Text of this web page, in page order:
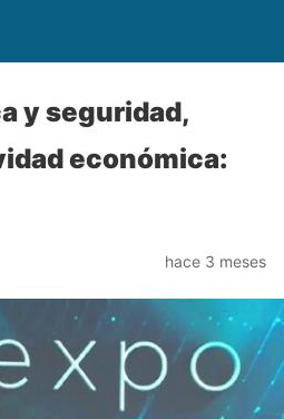
y seguridad,
económica:
hace 3 meses